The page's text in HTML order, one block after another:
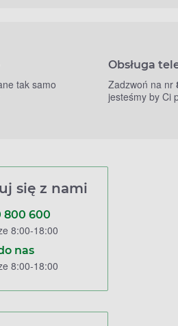
tak samo
Obsługa
Zadzwoń na nr
jesteśmy by Ci
się z nami
800 600
8:00-18:00
nas
8:00-18:00